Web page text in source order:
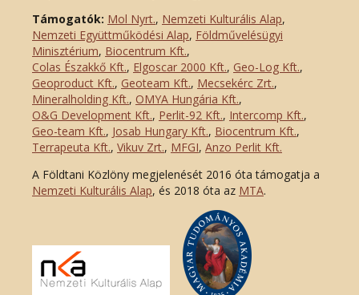
Támogatók: Mol Nyrt., Nemzeti Kulturális Alap,
Nemzeti Együttműködési Alap, Földművelésügyi
Minisztérium, Biocentrum Kft.,
Colas Északkő Kft., Elgoscar 2000 Kft., Geo-Log Kft.,
Geoproduct Kft., Geoteam Kft., Mecsekérc Zrt.,
Mineralholding Kft., OMYA Hungária Kft.,
O&G Development Kft., Perlit-92 Kft., Intercomp Kft.,
Geo-team Kft., Josab Hungary Kft., Biocentrum Kft.,
Terrapeuta Kft., Vikuv Zrt., MFGI, Anzo Perlit Kft.
A Földtani Közlöny megjelenését 2016 óta támogatja a
Nemzeti Kulturális Alap, és 2018 óta az MTA.